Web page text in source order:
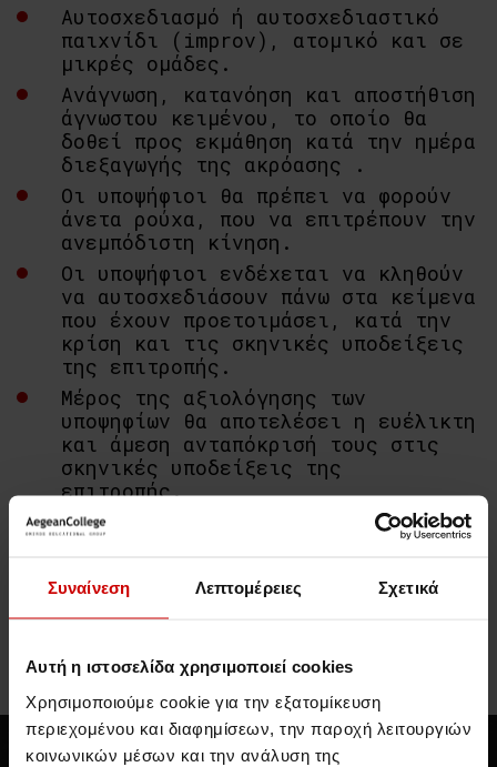
Συναίνεση Λεπτομέρειες Σχετικά
Αυτή η ιστοσελίδα χρησιμοποιεί cookies
Χρησιμοποιούμε cookie για την εξατομίκευση
περιεχομένου και διαφημίσεων, την παροχή λειτουργιών
κοινωνικών μέσων και την ανάλυση της
Αυτοσχεδιασμό ή αυτοσχεδιαστικό
παιχνίδι (improv), ατομικό και σε
μικρές ομάδες.
Ανάγνωση, κατανόηση και αποστήθιση
άγνωστου κειμένου, το οποίο θα
δοθεί προς εκμάθηση κατά την ημέρα
διεξαγωγής της ακρόασης .
Οι υποψήφιοι θα πρέπει να φορούν
άνετα ρούχα, που να επιτρέπουν την
ανεμπόδιστη κίνηση.
Οι υποψήφιοι ενδέχεται να κληθούν
να αυτοσχεδιάσουν πάνω στα κείμενα
που έχουν προετοιμάσει, κατά την
κρίση και τις σκηνικές υποδείξεις
της επιτροπής.
Μέρος της αξιολόγησης των
υποψηφίων θα αποτελέσει η ευέλικτη
και άμεση ανταπόκρισή τους στις
σκηνικές υποδείξεις της
επιτροπής.
Οι υποψήφιοι ενδέχεται να
υποβληθούν σε επαναληπτική
Σχετικές Δημοσιεύσεις
Νέα & Blog Νέα